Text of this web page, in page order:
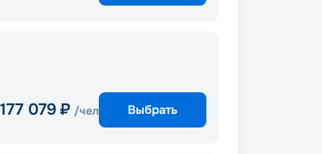
177 079 ₽ /чел Выбрать